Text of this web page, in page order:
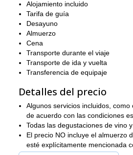
¡También puedo llevarte en una
una [excursión guiada por Andorra
andorra/)!
Alojamiento incluido
Tarifa de guía
Desayuno
Almuerzo
Cena
Transporte durante el viaje
Transporte de ida y vuelta
Transferencia de equipaje
Detalles del precio
Algunos servicios incluidos,
de acuerdo con las condiciones
Todas las degustaciones de vino
El precio NO incluye el almuerzo
esté explícitamente mencionada